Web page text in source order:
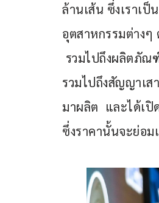
ล้านเส้น ซึ่งเราเ
อุตสาหกรรมต่างๆ
รวมไปถึงผลิตภัณ
รวมไปถึงสัญญาเส
มาผลิต  และได้เ
ซึ่งราคานั้นจะย่อ